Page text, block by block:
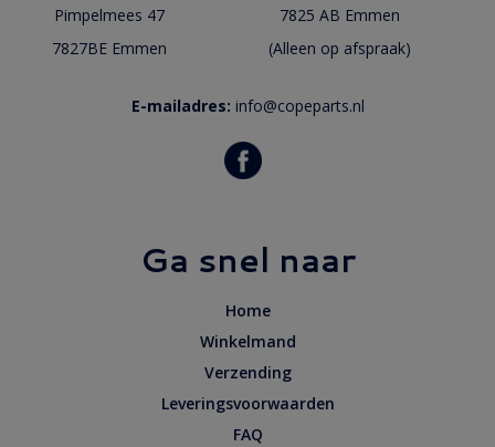
Pimpelmees 47
7825 AB Emmen
7827BE Emmen
(Alleen op afspraak)
E-mailadres: info@copeparts.nl
Ga snel naar
Home
Winkelmand
Verzending
Leveringsvoorwaarden
FAQ